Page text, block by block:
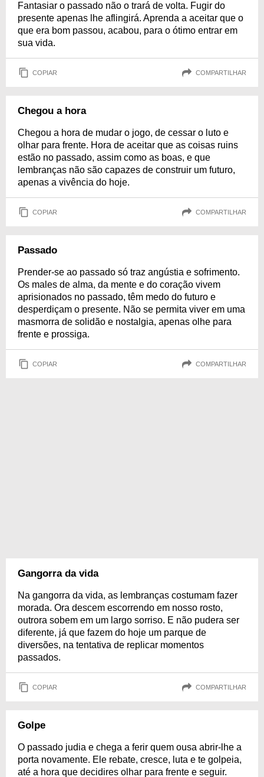
Fantasiar o passado não o trará de volta. Fugir do
presente apenas lhe aflingirá. Aprenda a aceitar que o
que era bom passou, acabou, para o ótimo entrar em
sua vida.
COPIAR COMPARTILHAR
Chegou a hora
Chegou a hora de mudar o jogo, de cessar o luto e
olhar para frente. Hora de aceitar que as coisas ruins
estão no passado, assim como as boas, e que
lembranças não são capazes de construir um futuro,
apenas a vivência do hoje.
COPIAR COMPARTILHAR
Passado
Prender-se ao passado só traz angústia e sofrimento.
Os males de alma, da mente e do coração vivem
aprisionados no passado, têm medo do futuro e
desperdiçam o presente. Não se permita viver em uma
masmorra de solidão e nostalgia, apenas olhe para
frente e prossiga.
COPIAR COMPARTILHAR
Gangorra da vida
Na gangorra da vida, as lembranças costumam fazer
morada. Ora descem escorrendo em nosso rosto,
outrora sobem em um largo sorriso. E não pudera ser
diferente, já que fazem do hoje um parque de
diversões, na tentativa de replicar momentos
passados.
COPIAR COMPARTILHAR
Golpe
O passado judia e chega a ferir quem ousa abrir-lhe a
porta novamente. Ele rebate, cresce, luta e te golpeia,
até a hora que decidires olhar para frente e seguir.